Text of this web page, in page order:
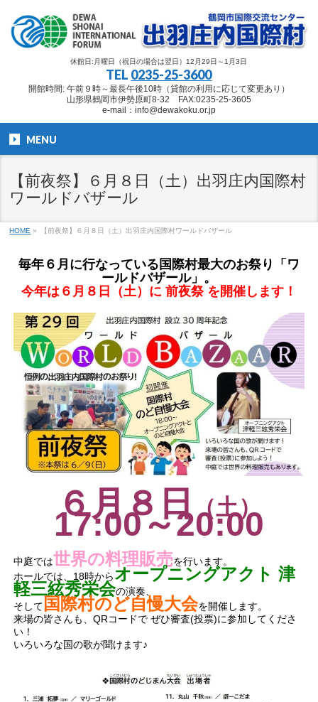
休館日:月曜日（祝日の場合は翌日）12月29日～1月3日
TEL 0235-25-3600
開館時間: 午前９時～最長午後10時（貸館の利用に応じて変更あり）
山形県鶴岡市伊勢原町8-32 FAX:0235-25-3605
e-mail：info@dewakoku.or.jp
MENU
【前夜祭】６月８日（土）出羽庄内国際村
ワールドバザール
HOME » 【前夜祭】６月８日（土）出羽庄内国際村ワールドバザール
毎年６月に行なっている国際村最大のお祭り「ワ
ールドバザール」。
今年は６月８日（土）に 前夜祭 を開催します！
６月８日 （土）
17:00～20:00
中庭では世界の料理販売を行います。
ホールでは、18時からオープニングアクト 津
軽三絃秀栄会の演奏、
そして 国際村のど自慢大会を開催します。
来場の皆さんも、QRコードで ぜひ審査(投票)に参加してくださ
い！
いろいろな国の歌が聞けます♪